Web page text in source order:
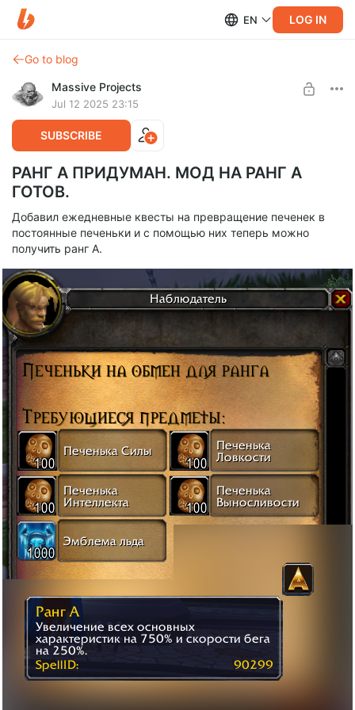
EN LOG IN
Go to blog
Massive Projects
Jul 12 2025 23:15
SUBSCRIBE
РАНГ А ПРИДУМАН. МОД НА РАНГ А
ГОТОВ.
Добавил ежедневные квесты на превращение печенек в
постоянные печеньки и с помощью них теперь можно
получить ранг А.